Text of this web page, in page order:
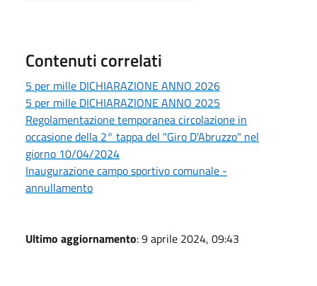
Contenuti correlati
5 per mille DICHIARAZIONE ANNO 2026
5 per mille DICHIARAZIONE ANNO 2025
Regolamentazione temporanea circolazione in
occasione della 2° tappa del "Giro D'Abruzzo" nel
giorno 10/04/2024
Inaugurazione campo sportivo comunale -
annullamento
Ultimo aggiornamento: 9 aprile 2024, 09:43